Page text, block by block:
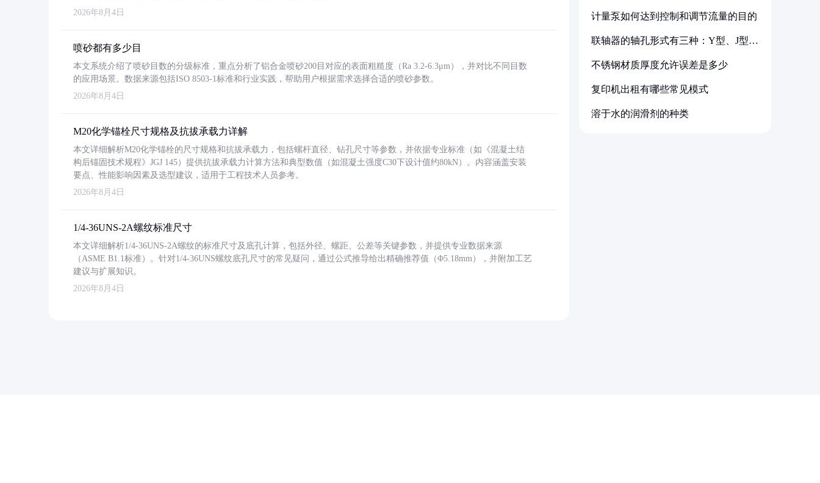
2026年8月4日
喷砂都有多少目
本文系统介绍了喷砂目数的分级标准，重点分析了铝合金喷砂200目对应的表面粗糙度（Ra 3.2-6.3μm），并对比不同目数
的应用场景。数据来源包括ISO 8503-1标准和行业实践，帮助用户根据需求选择合适的喷砂参数。
2026年8月4日
M20化学锚栓尺寸规格及抗拔承载力详解
本文详细解析M20化学锚栓的尺寸规格和抗拔承载力，包括螺杆直径、钻孔尺寸等参数，并依据专业标准（如《混凝土结
构后锚固技术规程》JGJ 145）提供抗拔承载力计算方法和典型数值（如混凝土强度C30下设计值约80kN）。内容涵盖安装
要点、性能影响因素及选型建议，适用于工程技术人员参考。
2026年8月4日
1/4-36UNS-2A螺纹标准尺寸
本文详细解析1/4-36UNS-2A螺纹的标准尺寸及底孔计算，包括外径、螺距、公差等关键参数，并提供专业数据来源
（ASME B1.1标准）。针对1/4-36UNS螺纹底孔尺寸的常见疑问，通过公式推导给出精确推荐值（Φ5.18mm），并附加工艺
建议与扩展知识。
2026年8月4日
计量泵如何达到控制和调节流量的目的
联轴器的轴孔形式有三种：Y型、J型、
不锈钢材质厚度允许误差是多少
复印机出租有哪些常见模式
溶于水的润滑剂的种类